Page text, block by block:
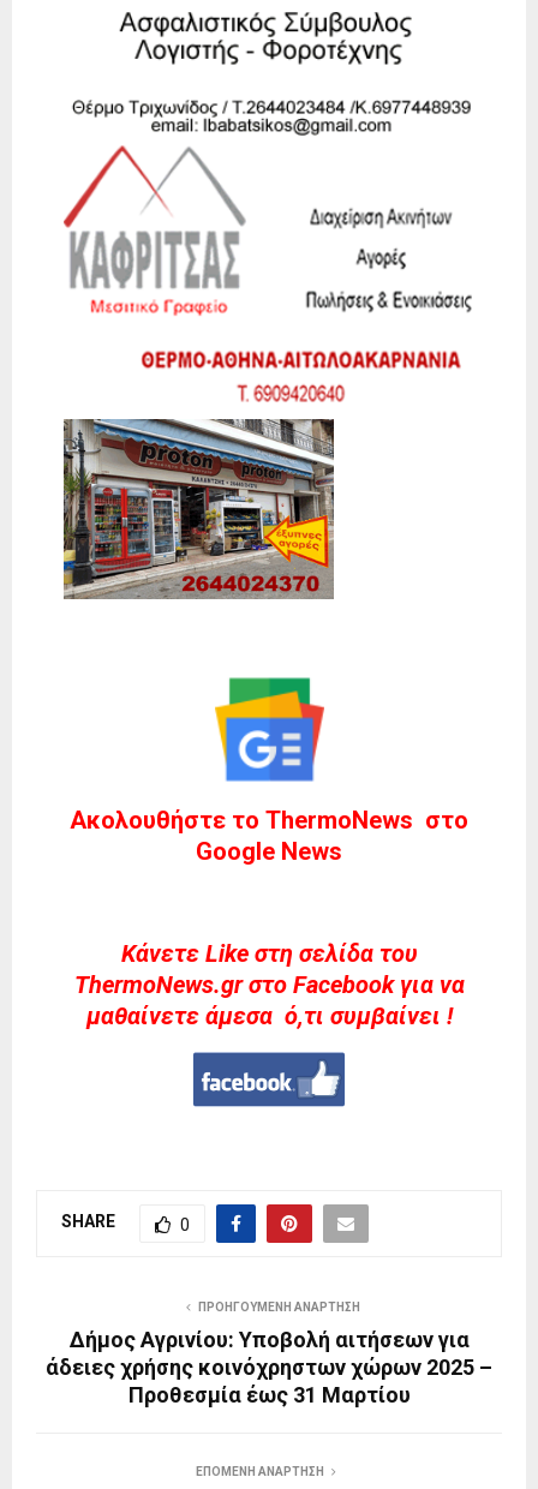
Ακολουθήστε το ThermoNews στο
Google News
Kάνετε Like στη σελίδα του
ThermoNews.gr στο Facebook για να
μαθαίνετε άμεσα ό,τι συμβαίνει !
SHARE 0
ΠΡΟΗΓΟΎΜΕΝΗ ΑΝΆΡΤΗΣΗ
Δήμος Αγρινίου: Υποβολή αιτήσεων για
άδειες χρήσης κοινόχρηστων χώρων 2025 –
Προθεσμία έως 31 Μαρτίου
ΕΠΌΜΕΝΗ ΑΝΆΡΤΗΣΗ